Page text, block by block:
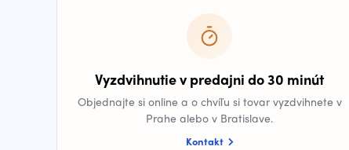
Vyzdvihnutie v predajni do 30 minút
Objednajte si online a o chvíľu si tovar vyzdvihnete v
Prahe alebo v Bratislave.
Kontakt